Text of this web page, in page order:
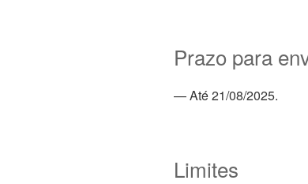
Prazo para
— Até 21/08/2025.
Limites